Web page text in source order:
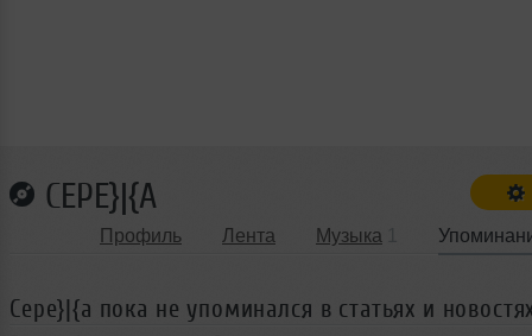
CEPE}|{A
Профиль Лента Музыка
Cepe}|{a пока не упоминался в статьях и